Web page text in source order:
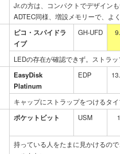
Jr.の方は、コンパクトでデザイン
ADTEC同様、増設メモリーで、よ
ピコ・スパイドラ
イブ
GH-UFD
LEDの存在が確認できず。ストラ
EasyDisk
Platinum
EDP
キャップにストラップをつけるタ
ポケットビット USM
持っている人をたまに見かけるの